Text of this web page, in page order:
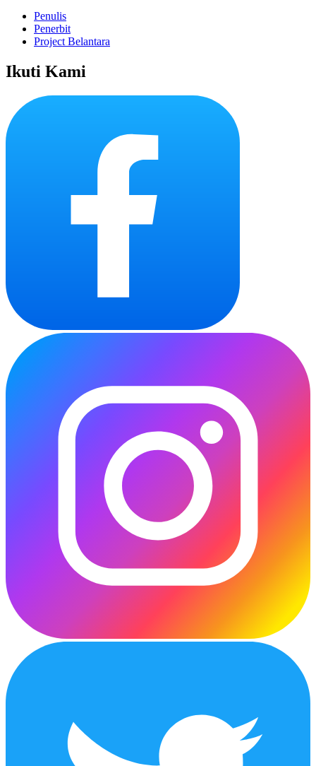
Penulis
Penerbit
Project Belantara
Ikuti Kami